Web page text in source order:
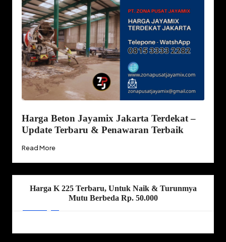
Harga Beton Jayamix Jakarta Terdekat –
Update Terbaru & Penawaran Terbaik
Read More
Harga K 225 Terbaru, Untuk Naik & Turunmya
Mutu Berbeda Rp. 50.000